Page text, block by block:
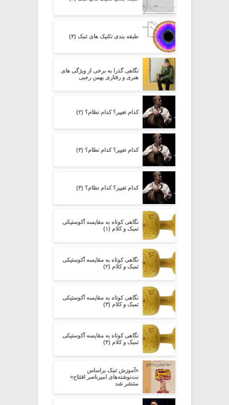
طبقه بندی تکنیک های تنبک (۴)
نگاهی گذرا به برخی از ویژگی های
هنری و رفتاری بهمن رجبی
کدام تغییر؟ کدام نظام؟ (۲)
کدام تغییر؟ کدام نظام؟ (۳)
کدام تغییر؟ کدام نظام؟ (۴)
نگاهی کوتاه به مقایسه آکوستیکی
تمبک و کلام (۱)
نگاهی کوتاه به مقایسه آکوستیکی
تمبک و کلام (۲)
نگاهی کوتاه به مقایسه آکوستیکی
تمبک و کلام (۳)
نگاهی کوتاه به مقایسه آکوستیکی
تمبک و کلام (۴)
«آموزش تنبک براساس
نت‌نوشته‌های امیرناصر افتتاح»
منتشر شد